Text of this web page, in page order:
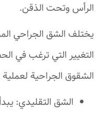
الرأس وتحت الذقن.
يختلف الشق الجراحي
التغيير التي ترغب في
الشقوق الجراحية
الشق التقليدي: